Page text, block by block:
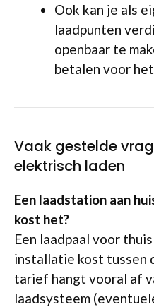
Ook kan je als
laadpunten
openbaar te
betalen voor
Vaak gestelde
elektrisch laden
Een laadstation aan
kost het?
Een laadpaal voor
installatie kost tussen
tarief hangt vooral af
laadsysteem